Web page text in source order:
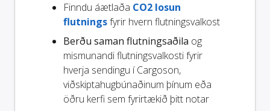
Finndu áætlaða CO2 losun
flutningsfyrir hvern flutningsvalkost
Berðu saman flutningsaðila og
mismunandi flutningsvalkosti fyrir
hverja sendingu í Cargoson,
viðskiptahugbúnaðinum þínum eða
öðru kerfi sem fyrirtækið þitt notar